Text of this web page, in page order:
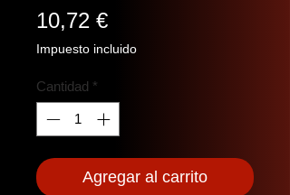
10,72 €Precio
Impuesto incluido
Cantidad *
Agregar al carrito